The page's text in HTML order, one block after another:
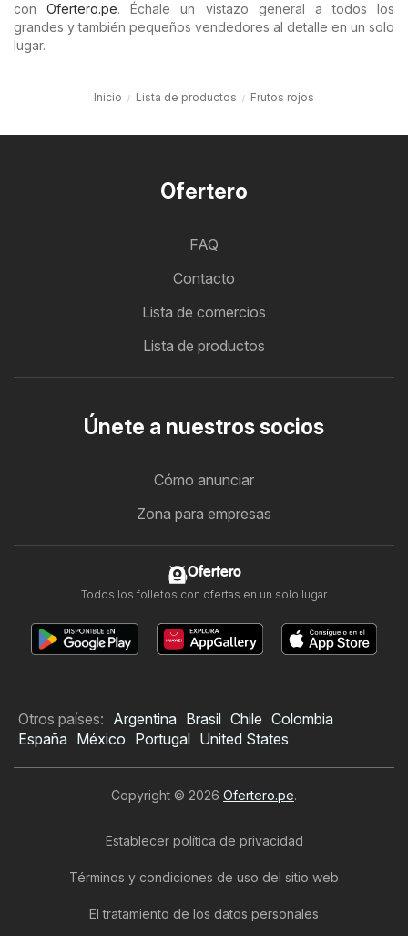
conOfertero.pe. Échale un vistazo general a todos los
grandes y también pequeños vendedores al detalle en un solo
lugar.
Inicio Lista de productos Frutos rojos
Ofertero
FAQ
Contacto
Lista de comercios
Lista de productos
Únete a nuestros socios
Cómo anunciar
Zona para empresas
Ofertero
Todos los folletos con ofertas en un solo lugar
Otros países: Argentina Brasil Chile Colombia
España México Portugal United States
Copyright © 2026 Ofertero.pe.
Establecer política de privacidad
Términos y condiciones de uso del sitio web
El tratamiento de los datos personales